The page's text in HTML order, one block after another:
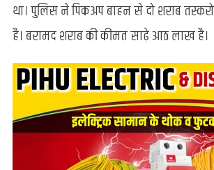
8
लाख
अवैध
विदेशी
शराब
बरामद
था। पुलिस ने पिकअप बाहन से दो शराब
है। बरामद शराब की कीमत साढ़े आठ लाख है।